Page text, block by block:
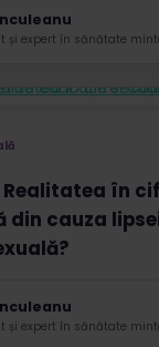
și expert în sănătate
Realitatea în
din cauza
și expert în sănătate